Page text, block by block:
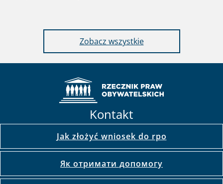
Zobacz wszystkiesprawy dla obywateli
Kontakt
Jak złożyć wniosek do rpo
Як отримати допомогу